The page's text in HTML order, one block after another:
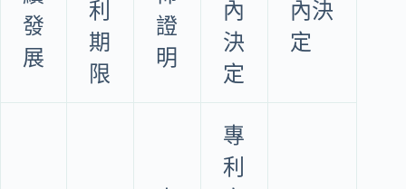
發
展
利
期
限
證
明
內
決
定
內決
定
專
利